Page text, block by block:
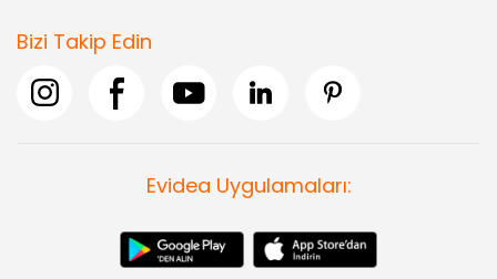
Bizi Takip Edin
Evidea Uygulamaları: